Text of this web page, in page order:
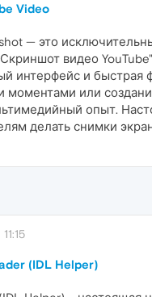
Video
— это
видео
интерфейс и быстрая
моментами или
опыт.
делать снимки
(IDL Helper)